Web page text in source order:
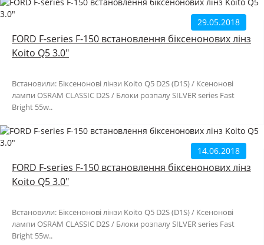
29.05.2018
FORD F-series F-150 встановлення біксенонових лінз
Koito Q5 3.0"
Встановили: Біксенонові лінзи Koito Q5 D2S (D1S) / Ксенонові
лампи OSRAM CLASSIC D2S / Блоки розпалу SILVER series Fast
Bright 55w..
14.06.2018
FORD F-series F-150 встановлення біксенонових лінз
Koito Q5 3.0"
Встановили: Біксенонові лінзи Koito Q5 D2S (D1S) / Ксенонові
лампи OSRAM CLASSIC D2S / Блоки розпалу SILVER series Fast
Bright 55w..